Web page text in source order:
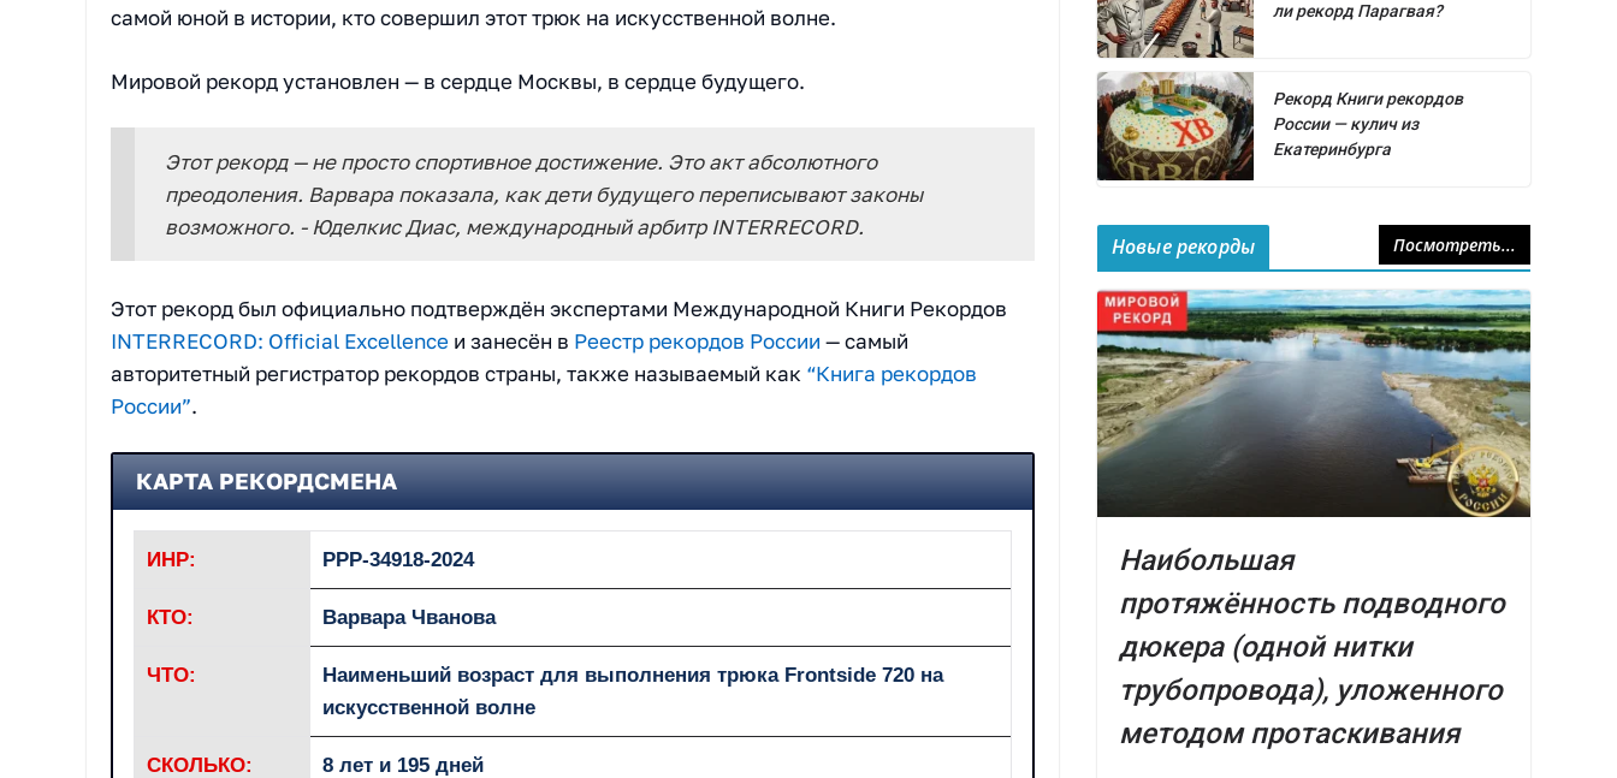
самой юной в истории, кто совершил этот трюк на искусственной волне.
Мировой рекорд установлен — в сердце Москвы, в сердце будущего.
Этот рекорд — не просто спортивное достижение. Это акт абсолютного
преодоления. Варвара показала, как дети будущего переписывают законы
возможного. - Юделкис Диас, международный арбитр INTERRECORD.
Этот рекорд был официально подтверждён экспертами Международной Книги Рекордов
INTERRECORD: Official Excellence и занесён в Реестр рекордов России — самый
авторитетный регистратор рекордов страны, также называемый как “Книга рекордов
России”.
КАРТА РЕКОРДСМЕНА
ИНР: РРР-34918-2024
КТО: Варвара Чванова
ЧТО:
Наименьший возраст для выполнения трюка Frontside 720 на
искусственной волне
СКОЛЬКО: 8 лет и 195 дней
ли рекорд Парагвая?
Рекорд Книги рекордов
России — кулич из
Екатеринбурга
Новые рекорды Посмотреть...
Наибольшая
протяжённость подводного
дюкера (одной нитки
трубопровода), уложенного
методом протаскивания